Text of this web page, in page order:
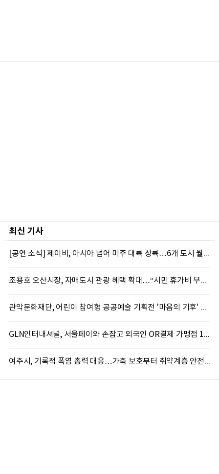
최신 기사
[공연 소식] 제이비, 아시아 넘어 미주 대륙 상륙…6개 도시 월드투어 포문
조용호 오산시장, 자매도시 관광 혜택 확대…“시민 휴가비 부담 덜겠다”
관악문화재단, 어린이 참여형 공공예술 기획전 '마음의 기후' 8일 개막
GLN인터내셔널, 서울페이와 손잡고 외국인 OR결제 가맹점 150만곳으로 확대
여주시, 기록적 폭염 총력 대응…가축 보호부터 취약계층 안전까지 현장 대응 강화